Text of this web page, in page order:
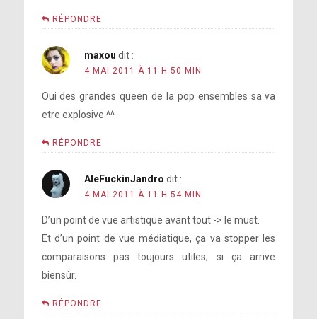
RÉPONDRE
maxou dit :
4 MAI 2011 À 11 H 50 MIN
Oui des grandes queen de la pop ensembles sa va
etre explosive ^^
RÉPONDRE
AleFuckinJandro dit :
4 MAI 2011 À 11 H 54 MIN
D’un point de vue artistique avant tout -> le must.
Et d’un point de vue médiatique, ça va stopper les
comparaisons pas toujours utiles; si ça arrive
biensûr.
RÉPONDRE